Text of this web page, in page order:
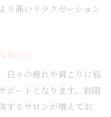
り高いリラクゼーション
毎日へ
日々の疲れや肩こりに悩
ポートとなります。岩国
するサロンが増えてお